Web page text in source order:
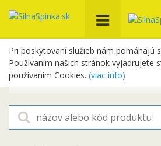
Pri poskytovaní služieb nám pomáhajú
Používaním našich stránok vyjadrujete
používaním Cookies. (viac info)
+421 948 654